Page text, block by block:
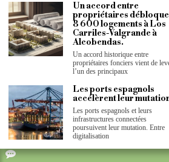
Un accord entre
propriétaires débloque
8 600 logements à Los
Carriles-Valgrande à
Alcobendas.
Un accord historique entre
propriétaires fonciers vient de
l’un des principaux
Les ports espagnols
accélèrent leur
Les ports espagnols et leurs
infrastructures connectées
poursuivent leur mutation. Entre
digitalisation